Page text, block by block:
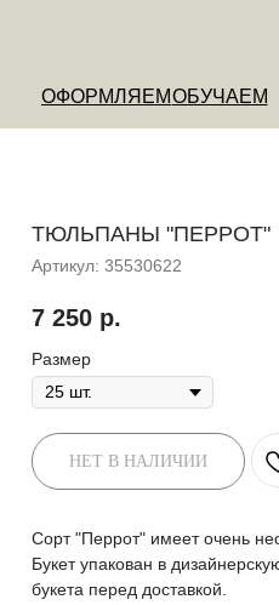
О НАС
ОБУЧАЕМ
ТЮЛЬПАНЫ "ПЕРРОТ"
Артикул: 35530622
7 250 р.
Размер
НЕТ В НАЛИЧИИ
Сорт "Перрот" имеет очень
Букет упакован в
букета перед доставкой.